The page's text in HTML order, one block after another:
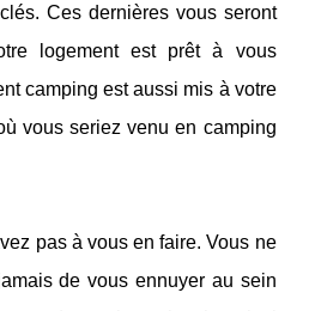
Ces dernières vous seront
logement est prêt à vous
camping est aussi mis à votre
vous seriez venu en camping
pas à vous en faire. Vous ne
de vous ennuyer au sein